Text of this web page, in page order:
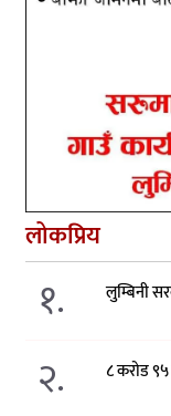
लोकप्रिय
१. लुम्बिनी
२. ८ करोड ९५